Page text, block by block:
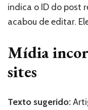
indica o ID do post
acabou de editar.
Mídia
sites
Texto sugerido: